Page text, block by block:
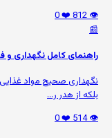
👁️ 812
❤️ 0
📰
راهنمای کامل نگهداری و
نگهداری صحیح مواد
بلکه از هدر ر...
👁️ 514
❤️ 0